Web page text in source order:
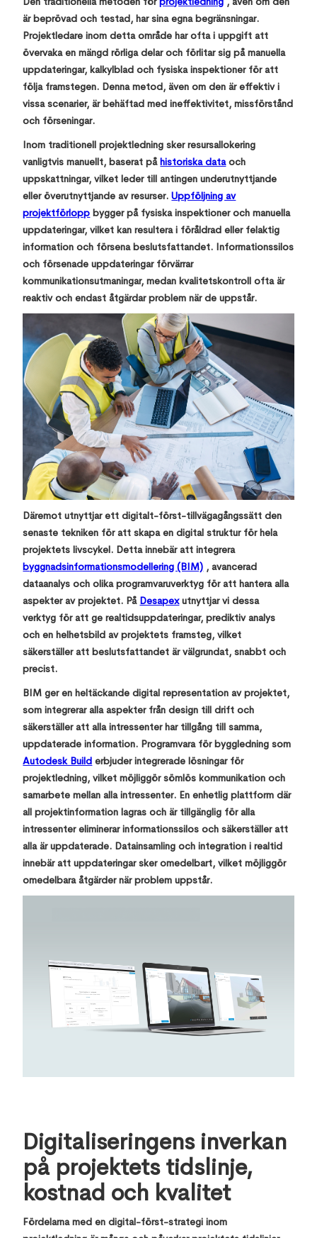
är beprövad och testad, har sina egna begränsningar.
Projektledare inom detta område har ofta i uppgift att
övervaka en mängd rörliga delar och förlitar sig på manuella
uppdateringar, kalkylblad och fysiska inspektioner för att
följa framstegen. Denna metod, även om den är effektiv i
vissa scenarier, är behäftad med ineffektivitet, missförstånd
och förseningar.
Inom traditionell projektledning sker resursallokering
vanligtvis manuellt, baserat påhistoriska dataoch
uppskattningar, vilket leder till antingen underutnyttjande
eller överutnyttjande av resurser.Uppföljning av
projektförlopp bygger på fysiska inspektioner och manuella
uppdateringar, vilket kan resultera i föråldrad eller felaktig
information och försena beslutsfattandet. Informationssilos
och försenade uppdateringar förvärrar
kommunikationsutmaningar, medan kvalitetskontroll ofta är
reaktiv och endast åtgärdar problem när de uppstår.
Däremot utnyttjar ett digitalt-först-tillvägagångssätt den
senaste tekniken för att skapa en digital struktur för hela
projektets livscykel. Detta innebär att integrera
byggnadsinformationsmodellering (BIM) , avancerad
dataanalys och olika programvaruverktyg för att hantera alla
aspekter av projektet. På Desapexutnyttjar vi dessa
verktyg för att ge realtidsuppdateringar, prediktiv analys
och en helhetsbild av projektets framsteg, vilket
säkerställer att beslutsfattandet är välgrundat, snabbt och
precist.
BIM ger en heltäckande digital representation av projektet,
som integrerar alla aspekter från design till drift och
säkerställer att alla intressenter har tillgång till samma,
uppdaterade information. Programvara för byggledning som
Autodesk Build erbjuder integrerade lösningar för
projektledning, vilket möjliggör sömlös kommunikation och
samarbete mellan alla intressenter. En enhetlig plattform där
all projektinformation lagras och är tillgänglig för alla
intressenter eliminerar informationssilos och säkerställer att
alla är uppdaterade. Datainsamling och integration i realtid
innebär att uppdateringar sker omedelbart, vilket möjliggör
omedelbara åtgärder när problem uppstår.
Digitaliseringens inverkan
på projektets tidslinje,
kostnad och kvalitet
Fördelarna med en digital-först-strategi inom